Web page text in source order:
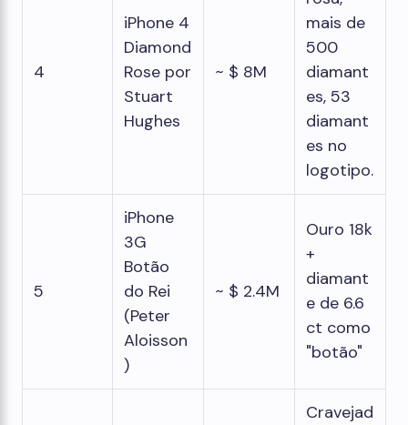
4
iPhone 4
Diamond
Rose por
Stuart
Hughes
~ $ 8M
mais de
500
diamant
es, 53
diamant
es no
logotipo.
5
iPhone
3G
Botão
do Rei
(Peter
Aloisson
)
~ $ 2.4M
Ouro 18k
+
diamant
e de 6.6
ct como
"botão"
Cravejad